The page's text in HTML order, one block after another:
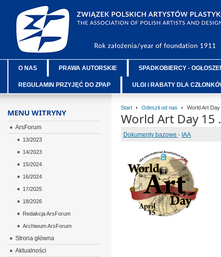
O NAS PRAWA AUTORSKIE SPADKOBIERCY -
REGULAMIN PRZYJĘĆ DO ZPAP ULGI i RABATY DLA
Start Odeszli od nas World Art
World Art Day 15
Dokumenty bazowe - IAA
MENU WITRYNY
ArsForum
13/2023
14/2023
15/2024
16/2024
17/2025
18/2026
Redakcja ArsForum
Archiwum ArsForum
Strona główna
Aktualności